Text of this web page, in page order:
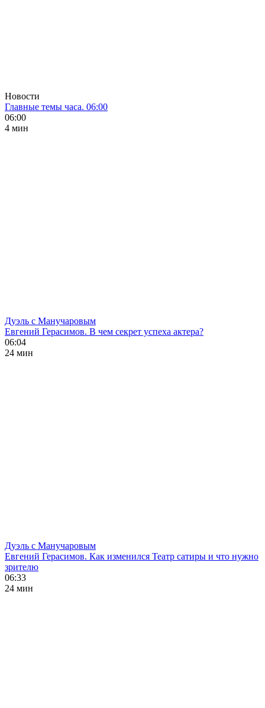
Новости
Главные темы часа. 06:00
06:00
4 мин
Дуэль с Манучаровым
Евгений Герасимов. В чем секрет успеха актера?
06:04
24 мин
Дуэль с Манучаровым
Евгений Герасимов. Как изменился Театр сатиры и что нужно
зрителю
06:33
24 мин